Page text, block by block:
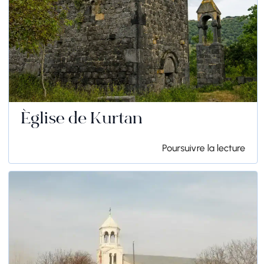
Église de Kurtan
Poursuivre la lecture